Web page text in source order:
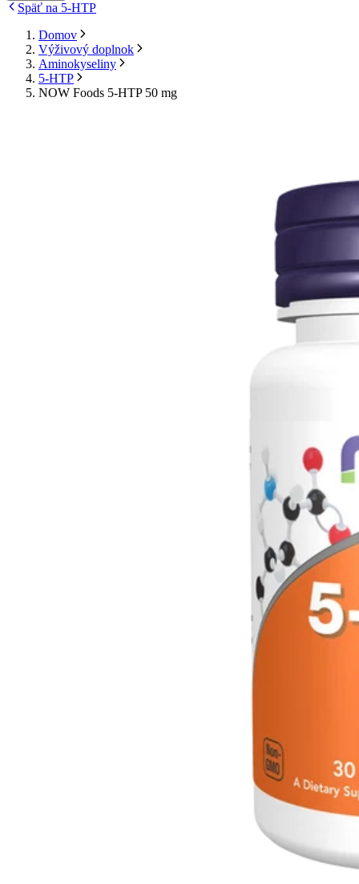
Späť na 5-HTP
Domov
Výživový doplnok
Aminokyseliny
5-HTP
NOW Foods 5-HTP 50 mg